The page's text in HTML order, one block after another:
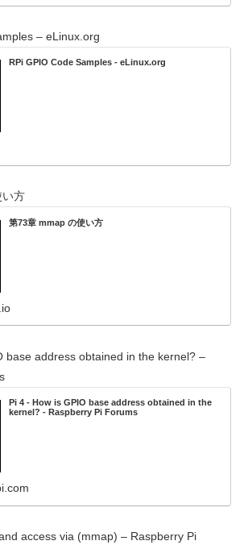
– eLinux.org
RPi GPIO Code Samples - eLinux.org
方
第73章 mmap の使い方
base address obtained in the kernel? –
Pi 4 - How is GPIO base address obtained in the
kernel? - Raspberry Pi Forums
access via (mmap) – Raspberry Pi